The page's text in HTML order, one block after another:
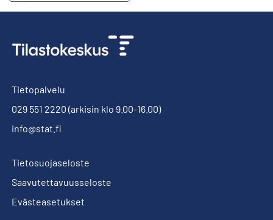
Tietopalvelu
029 551 2220 (arkisin klo 9.00-16.00)
info@stat.fi
Tietosuojaseloste
Saavutettavuusseloste
Evästeasetukset